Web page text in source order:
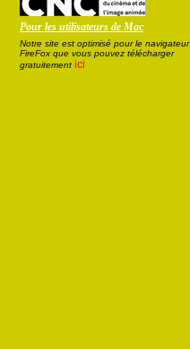
Pour les utilisateurs de Mac
Notre site est optimisé pour le navigateur
FireFox que vous pouvez télécharger
gratuitement ici